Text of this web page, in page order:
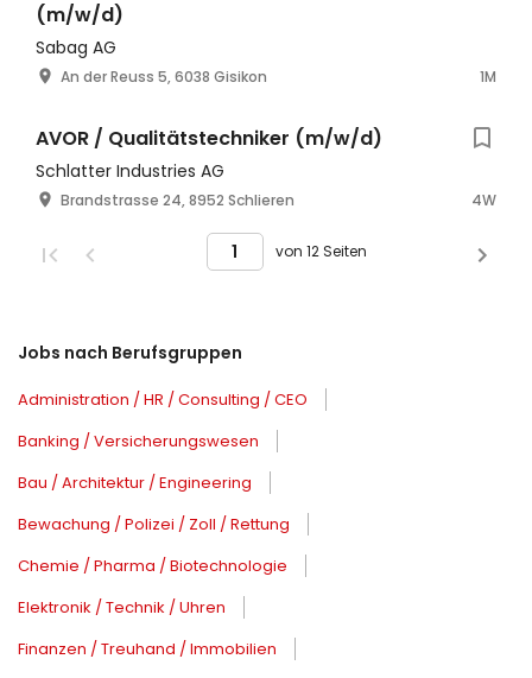
(m/w/d)
Sabag AG
An der Reuss 5, 6038 Gisikon 1M
AVOR / Qualitätstechniker (m/w/d)
Schlatter Industries AG
Brandstrasse 24, 8952 Schlieren 4W
von 12 Seiten
Jobs nach Berufsgruppen
Administration / HR / Consulting / CEO
Banking / Versicherungswesen
Bau / Architektur / Engineering
Bewachung / Polizei / Zoll / Rettung
Chemie / Pharma / Biotechnologie
Elektronik / Technik / Uhren
Finanzen / Treuhand / Immobilien